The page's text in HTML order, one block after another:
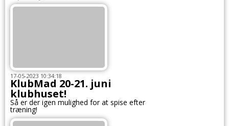
17-05-2023 10:34:18
KlubMad 20-21. juni
klubhuset!
Så er der igen mulighed for at spise efter
træning!